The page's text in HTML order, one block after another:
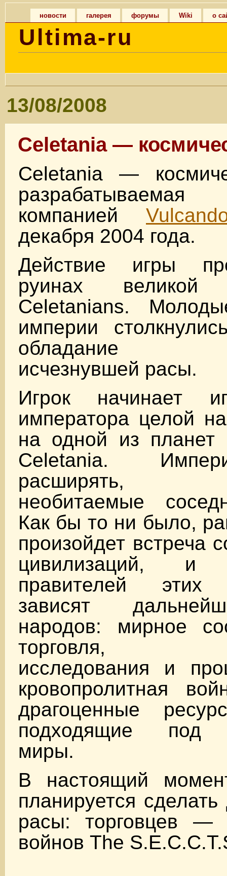
новости галерея форумы Wiki о
Ultima-ru
13/08/2008
Celetania —
Celetania —
компанией
декабря 2004 года.
Действие игры
руинах великой
Celetanians.
империи
обладание
исчезнувшей расы.
Игрок начинает
императора целой
на одной из планет
Celetania.
расширять,
необитаемые
Как бы то ни было,
произойдет встреча
цивилизаций, и
правителей этих
зависят
народов: мирное
торговля,
исследования и
кровопролитная
драгоценные
подходящие под
миры.
В настоящий
планируется
расы: торговцев
войнов The